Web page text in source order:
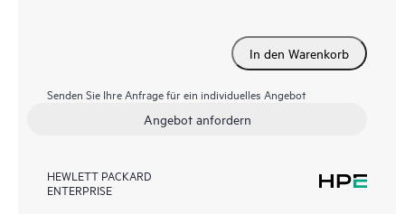
In den Warenkorb
Senden Sie Ihre Anfrage für ein individuelles Angebot
Angebot anfordern
HEWLETT PACKARD
ENTERPRISE